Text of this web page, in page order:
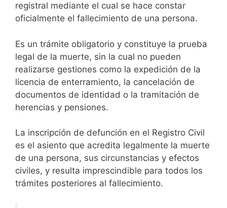
registral mediante el cual se hace constar
oficialmente el fallecimiento de una persona.
Es un trámite obligatorio y constituye la prueba
legal de la muerte, sin la cual no pueden
realizarse gestiones como la expedición de la
licencia de enterramiento, la cancelación de
documentos de identidad o la tramitación de
herencias y pensiones.
La inscripción de defunción en el Registro Civil
es el asiento que acredita legalmente la muerte
de una persona, sus circunstancias y efectos
civiles, y resulta imprescindible para todos los
trámites posteriores al fallecimiento.